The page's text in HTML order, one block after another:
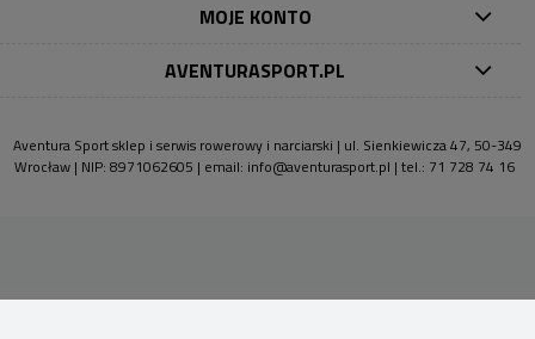
MOJE KONTO
AVENTURASPORT.PL
Aventura Sport sklep i serwis rowerowy i narciarski | ul. Sienkiewicza 47, 50-349
Wrocław | NIP: 8971062605 | email: info@aventurasport.pl | tel.: 71 728 74 16